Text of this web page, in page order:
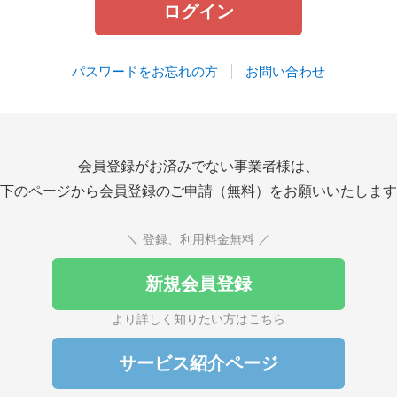
パスワードをお忘れの方 お問い合わせ
会員登録がお済みでない事業者様は、
のページから会員登録のご申請（無料）をお願いいたしま
＼ 登録、利用料金無料 ／
新規会員登録
より詳しく知りたい方はこちら
サービス紹介ページ